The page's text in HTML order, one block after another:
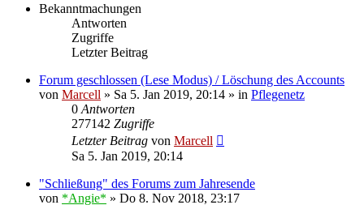
Bekanntmachungen
Antworten
Zugriffe
Letzter Beitrag
Forum geschlossen (Lese Modus) / Löschung des Accounts
von Marcell » Sa 5. Jan 2019, 20:14 » in Pflegenetz
0 Antworten
277142 Zugriffe
Letzter Beitrag von Marcell
Sa 5. Jan 2019, 20:14
"Schließung" des Forums zum Jahresende
von *Angie* » Do 8. Nov 2018, 23:17